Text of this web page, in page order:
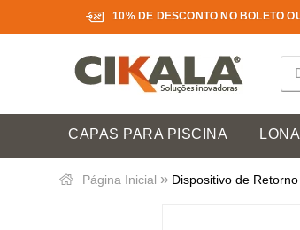
10% DE DESCONTO NO BOLETO
CAPAS PARA PISCINA
Página Inicial » Dispositivo de